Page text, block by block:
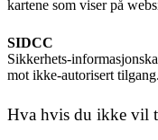
kartene som viser på
SIDCC
Sikkerhets-
mot ikke-autorisert tilgang.
Hva hvis du ikke vil